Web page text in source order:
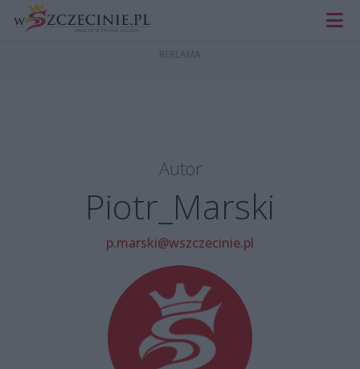
Autor
Piotr_Marski
p.marski@wszczecinie.pl